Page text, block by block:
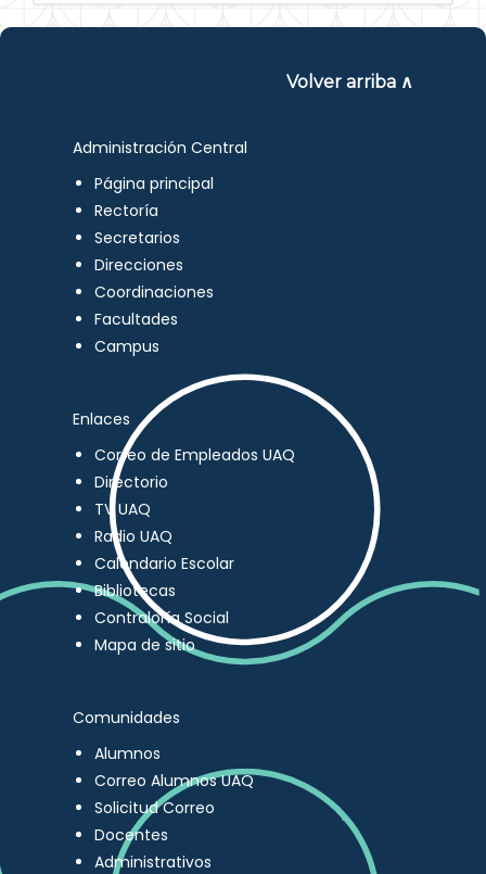
Volver arriba ∧
Administración Central
Página principal
Rectoría
Secretarios
Direcciones
Coordinaciones
Facultades
Campus
Enlaces
Correo de Empleados UAQ
Directorio
TV UAQ
Radio UAQ
Calendario Escolar
Bibliotecas
Contraloría Social
Mapa de sitio
Comunidades
Alumnos
Correo Alumnos UAQ
Solicitud Correo
Docentes
Administrativos